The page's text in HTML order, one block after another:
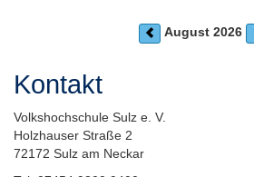
August 2026
Kontakt
Volkshochschule Sulz e. V.
Holzhauser Straße 2
72172 Sulz am Neckar